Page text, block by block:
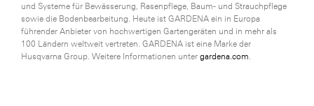
und Systeme für Bewässerung, Rasenpflege, Baum- und Strauchpflege
sowie die Bodenbearbeitung. Heute ist GARDENA ein in Europa
führender Anbieter von hochwertigen Gartengeräten und in mehr als
100 Ländern weltweit vertreten. GARDENA ist eine Marke der
Husqvarna Group. Weitere Informationen unter gardena.com